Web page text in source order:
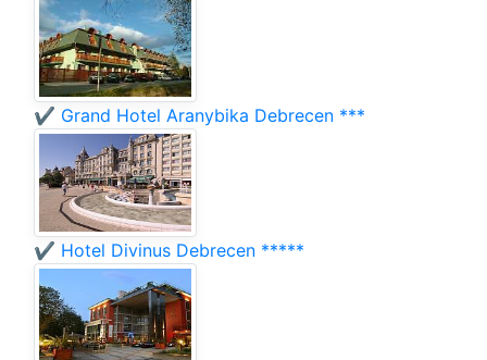
✔️ Grand Hotel Aranybika Debrecen ***
✔️ Hotel Divinus Debrecen *****